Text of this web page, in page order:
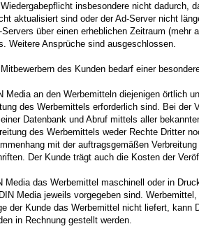
insbesondere nicht dadurch,
aktualisiert sind oder der Ad-Server nicht
über einen erheblichen Zeitraum
Weitere Ansprüche sind ausgeschlossen.
des Kunden bedarf einer
an den Werbemitteln diejenigen örtlich
des Werbemittels erforderlich sind. Bei
Datenbank und Abruf mittels aller
des Werbemittels weder Rechte Dritter
mit der auftragsgemäßen
Der Kunde trägt auch die Kosten der
das Werbemittel maschinell oder in
Media jeweils vorgegeben sind.
der Kunde das Werbemittel nicht liefert,
in Rechnung gestellt werden.